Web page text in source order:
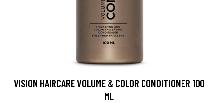
VISION HAIRCARE VOLUME & COLOR CONDITIONER 100
ML